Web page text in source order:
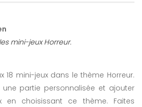
mini-jeux Horreur.
18 mini-jeux dans le thème Horreur.
partie personnalisée et ajouter
en choisissant ce thème. Faites